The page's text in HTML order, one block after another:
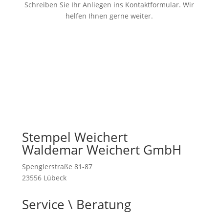
Schreiben Sie Ihr Anliegen ins Kontaktformular. Wir
helfen Ihnen gerne weiter.
Stempel Weichert
Waldemar Weichert GmbH
Spenglerstraße 81-87
23556 Lübeck
Service \ Beratung